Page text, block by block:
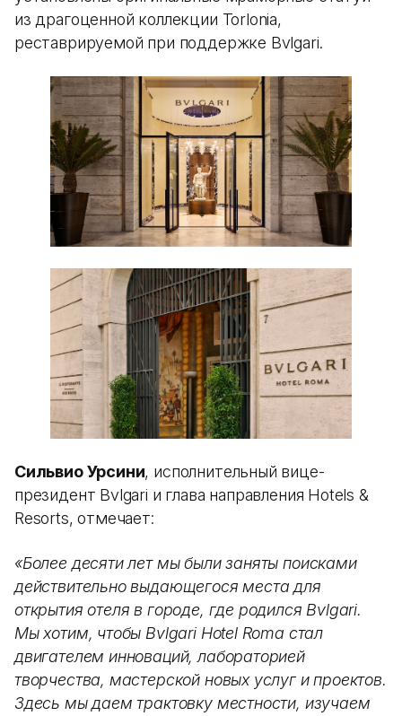
из драгоценной коллекции Torlonia,
реставрируемой при поддержке Bvlgari.
Сильвио Урсини, исполнительный вице-
президент Bvlgari и глава направления Hotels &
Resorts, отмечает:
«Более десяти лет мы были заняты поисками
действительно выдающегося места для
открытия отеля в городе, где родился Bvlgari.
Мы хотим, чтобы Bvlgari Hotel Roma стал
двигателем инноваций, лабораторией
творчества, мастерской новых услуг и проектов.
Здесь мы даем трактовку местности, изучаем